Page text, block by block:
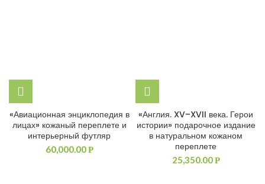
«Авиационная энциклопедия в
лицах» кожаный переплете и
интерьерный футляр
60,000.00Р
«Англия. XV–XVII века. Герои
истории» подарочное издание
в натуральном кожаном
переплете
25,350.00Р